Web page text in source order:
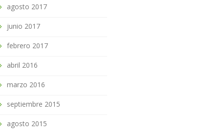
agosto 2017
junio 2017
febrero 2017
abril 2016
marzo 2016
septiembre 2015
agosto 2015